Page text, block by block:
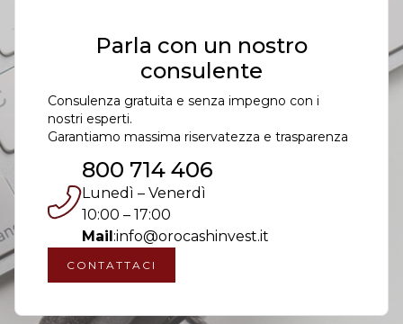
Parla con un nostro
consulente
Consulenza gratuita e senza impegno con i
nostri esperti.
Garantiamo massima riservatezza e trasparenza
800 714 406
Lunedì – Venerdì
10:00 – 17:00
Mail:info@orocashinvest.it
CONTATTACI